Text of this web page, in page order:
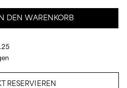
IN DEN WARENKORB
RESERVIEREN